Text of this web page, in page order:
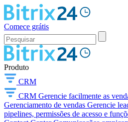
Comece grátis
Produto
CRM
CRM Gerencie facilmente as
Gerenciamento de vendas Gerencie
pipelines, permissões de acesso e